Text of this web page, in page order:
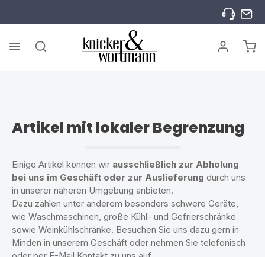
Artikel mit lokaler Begrenzung
Einige Artikel können wir ausschließlich zur Abholung
bei uns im Geschäft oder zur Auslieferung durch uns
in unserer näheren Umgebung anbieten.
Dazu zählen unter anderem besonders schwere Geräte,
wie Waschmaschinen, große Kühl- und Gefrierschränke
sowie Weinkühlschränke. Besuchen Sie uns dazu gern in
Minden in unserem Geschäft oder nehmen Sie telefonisch